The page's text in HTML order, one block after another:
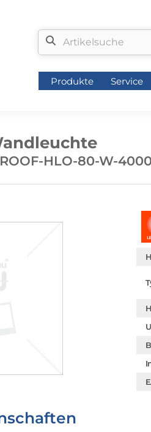
Produkte Service
HLO-80-W-
Produkte Service